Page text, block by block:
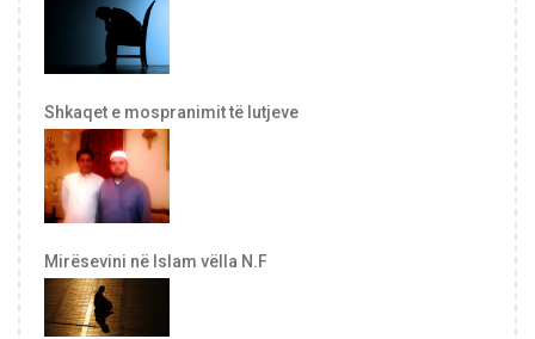
Shkaqet e mospranimit të lutjeve
Mirësevini në Islam vëlla N.F